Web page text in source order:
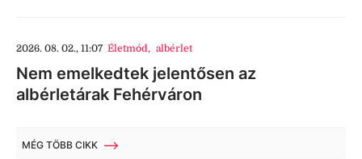
2026. 08. 02., 11:07 Életmód, albérlet
Nem emelkedtek jelentősen az
albérletárak Fehérváron
MÉG TÖBB CIKK